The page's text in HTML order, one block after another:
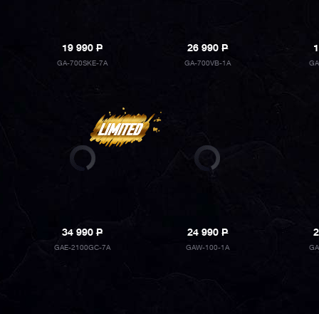
19 990P
GA-700SKE-7A
26 990P
GA-700VB-1A
34 990P
GAE-2100GC-7A
24 990P
GAW-100-1A